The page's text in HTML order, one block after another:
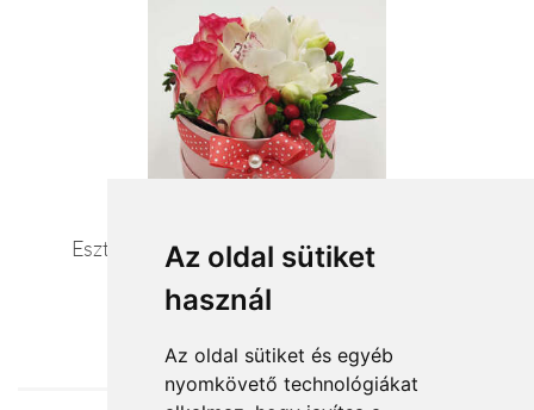
Az oldal sütiket
használ
Az oldal sütiket és egyéb
nyomkövető technológiákat
Esztergom csodája -Virágküldés Esztergom
19 080 Ft-tól